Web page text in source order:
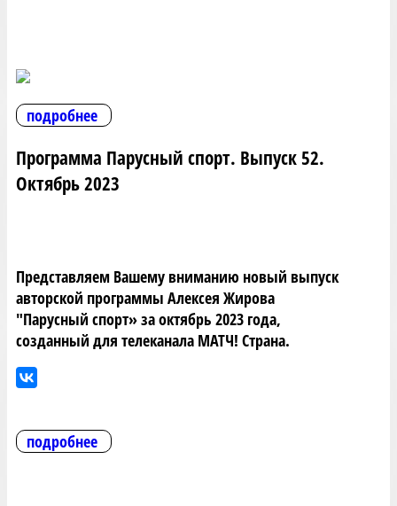
подробнее
Программа Парусный спорт. Выпуск 52.
Октябрь 2023
Представляем Вашему вниманию новый выпуск
авторской программы Алексея Жирова
"Парусный спорт» за октябрь 2023 года,
созданный для телеканала МАТЧ! Страна.
подробнее